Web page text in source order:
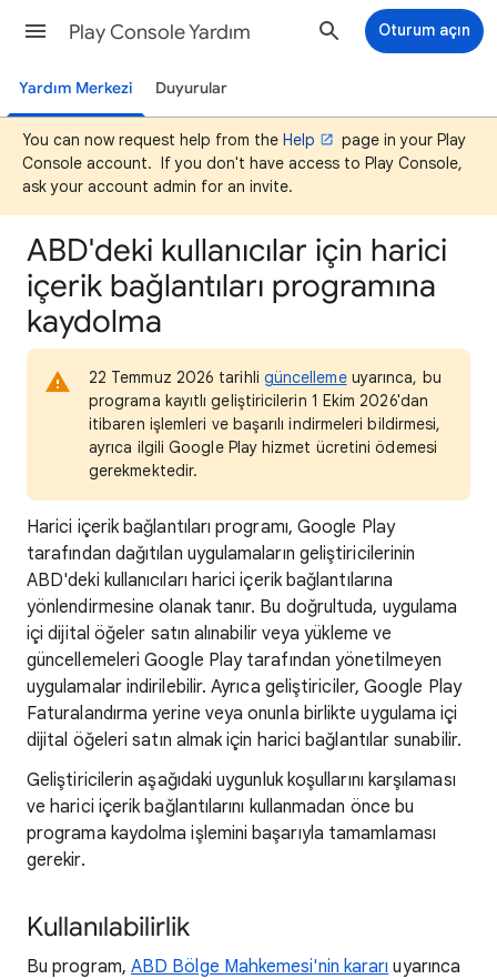
Play Console Yardım Oturum açın
Yardım Merkezi Duyurular
You can now request help from the Help
page in your Play
Console account. If you don't have access to Play Console,
ask your account admin for an invite.
ABD'deki kullanıcılar için harici
içerik bağlantıları programına
kaydolma
22 Temmuz 2026 tarihli güncellemeuyarınca, bu
programa kayıtlı geliştiricilerin 1 Ekim 2026'dan
itibaren işlemleri ve başarılı indirmeleri bildirmesi,
ayrıca ilgili Google Play hizmet ücretini ödemesi
gerekmektedir.
Harici içerik bağlantıları programı, Google Play
tarafından dağıtılan uygulamaların geliştiricilerinin
ABD'deki kullanıcıları harici içerik bağlantılarına
yönlendirmesine olanak tanır. Bu doğrultuda, uygulama
içi dijital öğeler satın alınabilir veya yükleme ve
güncellemeleri Google Play tarafından yönetilmeyen
uygulamalar indirilebilir. Ayrıca geliştiriciler, Google Play
Faturalandırma yerine veya onunla birlikte uygulama içi
dijital öğeleri satın almak için harici bağlantılar sunabilir.
Geliştiricilerin aşağıdaki uygunluk koşullarını karşılaması
ve harici içerik bağlantılarını kullanmadan önce bu
programa kaydolma işlemini başarıyla tamamlaması
gerekir.
Kullanılabilirlik
Bu program, ABD Bölge Mahkemesi'nin kararı uyarınca